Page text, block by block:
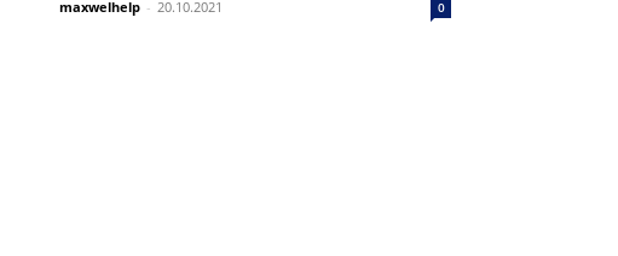
maxwelhelp - 20.10.2021 0